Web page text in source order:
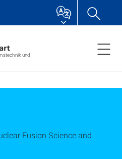
und
Fusion Science and